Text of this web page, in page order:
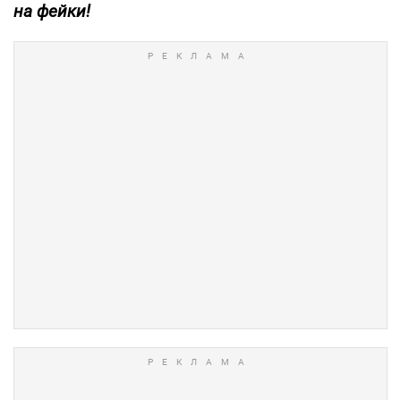
на фейки!